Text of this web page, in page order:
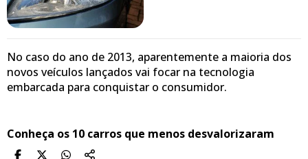
No caso do ano de 2013, aparentemente a maioria dos
novos veículos lançados vai focar na tecnologia
embarcada para conquistar o consumidor.
Conheça os 10 carros que menos desvalorizaram